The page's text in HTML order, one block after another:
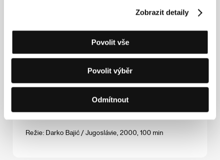
Zobrazit detaily
Povolit vše
Povolit výběr
Odmítnout
Režie: Terry Zwigoff / USA, Velká Británie, 2000, 106 min
Sny jednoho léta
Režie: Darko Bajić / Jugoslávie, 2000, 100 min